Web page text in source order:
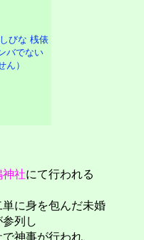
神社にて行われる
に身を包んだ未婚
列し
神事が行われ、